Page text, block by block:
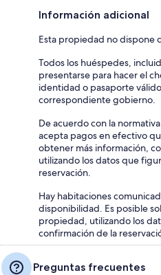
Información adicional
Esta propiedad no dispone
Todos los huéspedes,
presentarse para hacer el
identidad o pasaporte
correspondiente gobierno.
De acuerdo con la
acepta pagos en efectivo
obtener más información,
utilizando los datos que
reservación.
Hay habitaciones
disponibilidad. Es posible
propiedad, utilizando los
confirmación de la
Preguntas frecuentes